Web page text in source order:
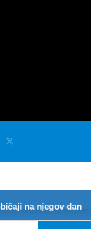
na njegov dan